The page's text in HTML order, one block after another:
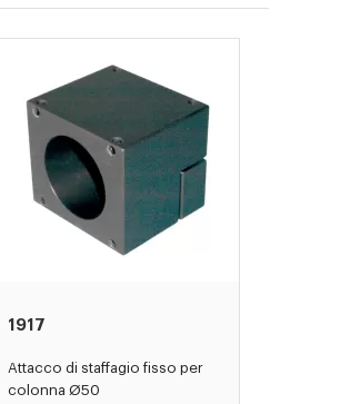
1917
Attacco di staffagio fisso per
colonna Ø50